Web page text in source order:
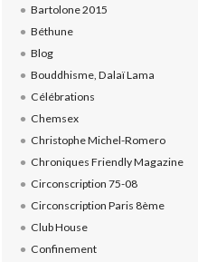
Bartolone 2015
Béthune
Blog
Bouddhisme, Dalaï Lama
Célébrations
Chemsex
Christophe Michel-Romero
Chroniques Friendly Magazine
Circonscription 75-08
Circonscription Paris 8ème
Club House
Confinement